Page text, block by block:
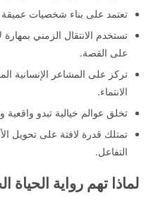
تعتمد على بناء شخصيات عميقة
تستخدم الانتقال الزمني
على القصة.
تركز على المشاعر الإنسانية
الانتماء.
تخلق عوالم خيالية تبدو واقعية
تمتلك قدرة لافتة على تحويل
التفاعل.
لماذا تهم رواية الحياة